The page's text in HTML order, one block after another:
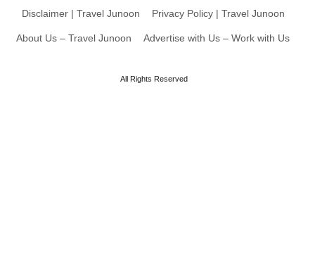
Disclaimer | Travel Junoon Privacy Policy | Travel Junoon
About Us – Travel Junoon Advertise with Us – Work with Us
All Rights Reserved